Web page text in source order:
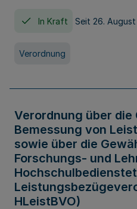
In Kraft Seit 26. August
Verordnung
Verordnung über die
Bemessung von
sowie über die
Forschungs- und
HLeistBVO)